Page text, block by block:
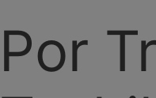
Por